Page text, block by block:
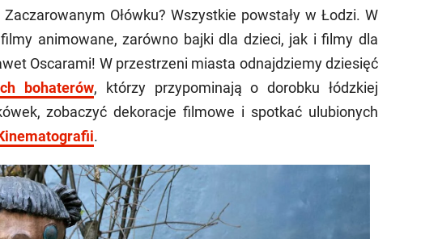
Ołówku? Wszystkie powstały w Łodzi. W
animowane, zarówno bajki dla dzieci, jak i filmy dla
Oscarami! W przestrzeni miasta odnajdziemy dziesięć
bohaterów, którzy przypominają o dorobku łódzkiej
zobaczyć dekoracje filmowe i spotkać ulubionych
.